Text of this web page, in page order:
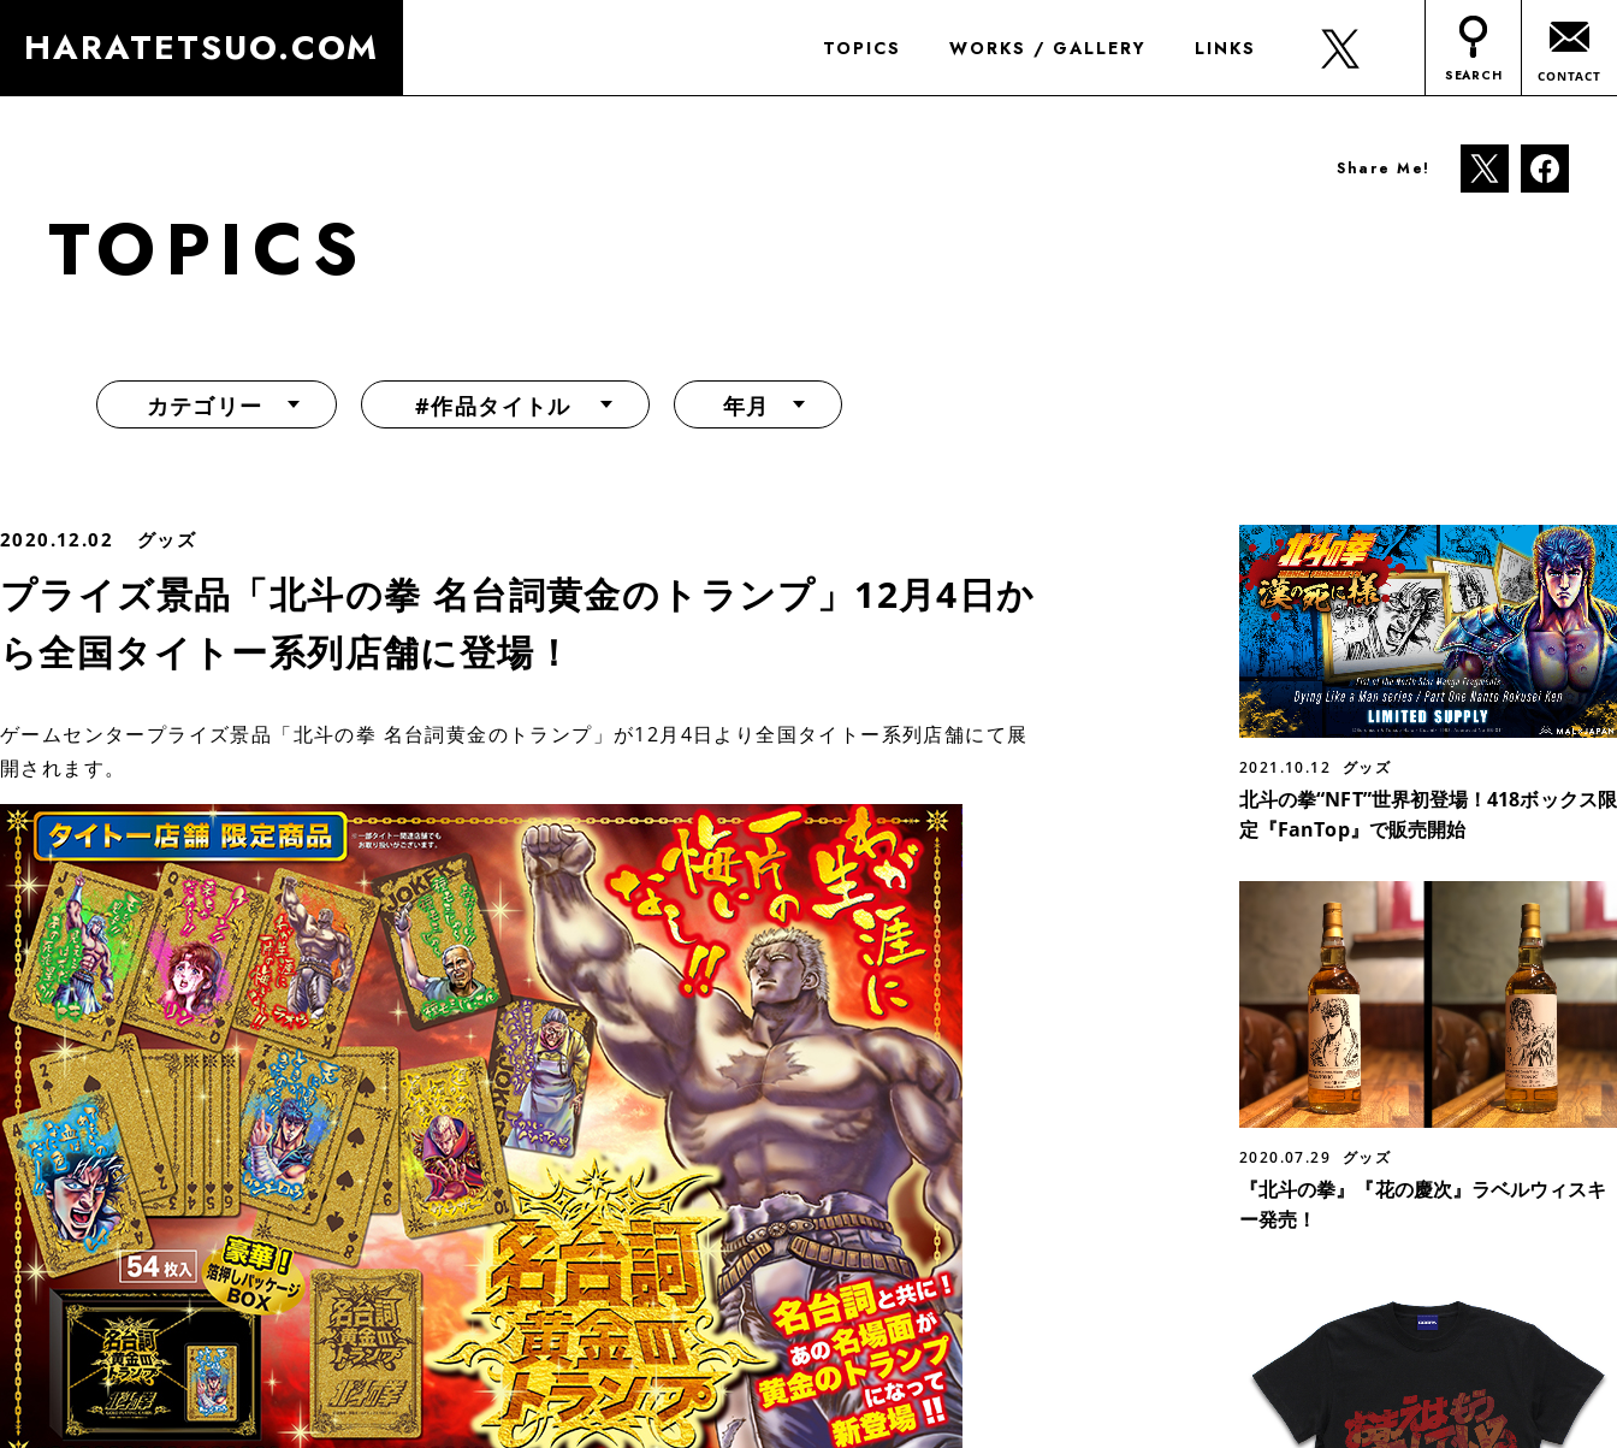
HARATETSUO.COM TOPICS WORKS / GALLERY LINKS
SEARCH CONTACT
Share Me!
TOPICS
カテゴリー #作品タイトル 年月
2020.12.02 グッズ
プライズ景品「北斗の拳 名台詞黄金のトランプ」12月4日か
ら全国タイトー系列店舗に登場！
ゲームセンタープライズ景品「北斗の拳 名台詞黄金のトランプ」が12月4日より全国タイトー系列店舗にて展
開されます。
2021.10.12 グッズ
北斗の拳“NFT”世界初登場！418ボックス限
定『FanTop』で販売開始
2020.07.29 グッズ
『北斗の拳』『花の慶次』ラベルウィスキ
ー発売！